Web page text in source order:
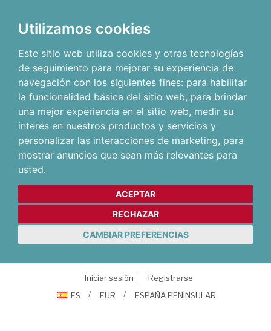
Utilizamos cookies
Este sitio web utiliza cookies y otras tecnologías
de seguimiento para mejorar su experiencia de
navegación con los siguientes fines: para habilitar
la funcionalidad básica del sitio web, para brindar
una mejor experiencia en el sitio web, medir su
interés en nuestros productos y servicios y
personalizar las interacciones de marketing, para
mostrar anuncios que sean más relevantes para
usted.
ACEPTAR
RECHAZAR
CAMBIAR PREFERENCIAS
Iniciar sesión
Registrarse
ES
EUR ESPAÑA PENINSULAR